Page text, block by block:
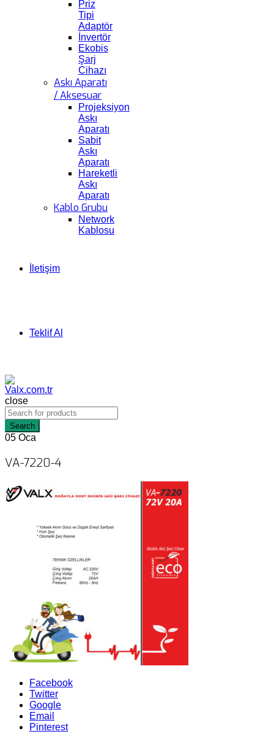
Priz
Tipi
Adaptör
İnvertör
Ekobis
Şarj
Cihazı
Askı Aparatı
/ Aksesuar
Projeksiyon
Askı
Aparatı
Sabit
Askı
Aparatı
Hareketli
Askı
Aparatı
Kablo Grubu
Network
Kablosu
İletişim
Teklif Al
close
Search
05 Oca
VA-7220-4
Facebook
Twitter
Google
Email
Pinterest